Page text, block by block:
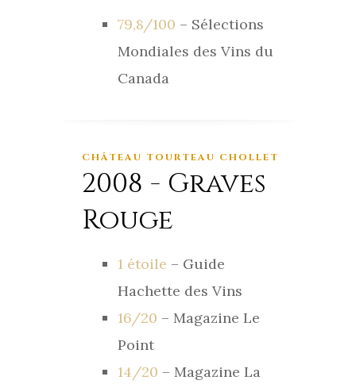
79,8/100 – Sélections
Mondiales des Vins du
Canada
CHÂTEAU TOURTEAU CHOLLET
2008 - Graves
Rouge
1 étoile – Guide
Hachette des Vins
16/20 – Magazine Le
Point
14/20 – Magazine La